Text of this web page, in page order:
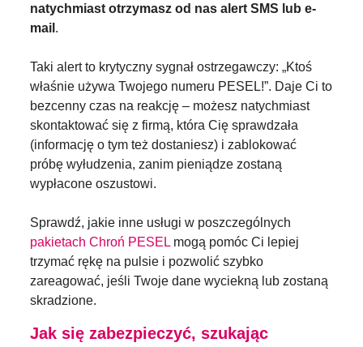
natychmiast otrzymasz od nas alert SMS lub e-
mail .
Taki alert to krytyczny sygnał ostrzegawczy: „Ktoś
właśnie używa Twojego numeru PESEL!”. Daje Ci to
bezcenny czas na reakcję – możesz natychmiast
skontaktować się z firmą, która Cię sprawdzała
(informację o tym też dostaniesz) i zablokować
próbę wyłudzenia, zanim pieniądze zostaną
wypłacone oszustowi.
Sprawdź, jakie inne usługi w poszczególnych
pakietach Chroń PESEL mogą pomóc Ci lepiej
trzymać rękę na pulsie i pozwolić szybko
zareagować, jeśli Twoje dane wyciekną lub zostaną
skradzione.
Jak się zabezpieczyć, szukając